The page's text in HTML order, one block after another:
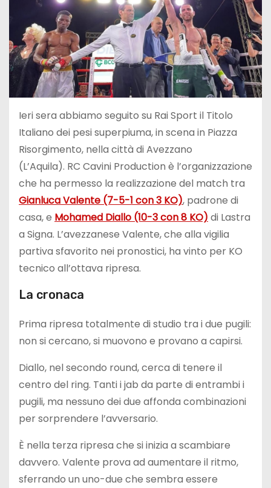
Ieri sera abbiamo seguito su Rai Sport il Titolo
Italiano dei pesi superpiuma, in scena in Piazza
Risorgimento, nella città di Avezzano
(L’Aquila). RC Cavini Production è l’organizzazione
che ha permesso la realizzazione del match tra
Gianluca Valente (7-5-1 con 3 KO), padrone di
casa, e Mohamed Diallo (10-3 con 8 KO) di Lastra
a Signa. L’avezzanese Valente, che alla vigilia
partiva sfavorito nei pronostici, ha vinto per KO
tecnico all’ottava ripresa.
La cronaca
Prima ripresa totalmente di studio tra i due pugili:
non si cercano, si muovono e provano a capirsi.
Diallo, nel secondo round, cerca di tenere il
centro del ring. Tanti i jab da parte di entrambi i
pugili, ma nessuno dei due affonda combinazioni
per sorprendere l’avversario.
È nella terza ripresa che si inizia a scambiare
davvero. Valente prova ad aumentare il ritmo,
sferrando un uno-due che sembra essere